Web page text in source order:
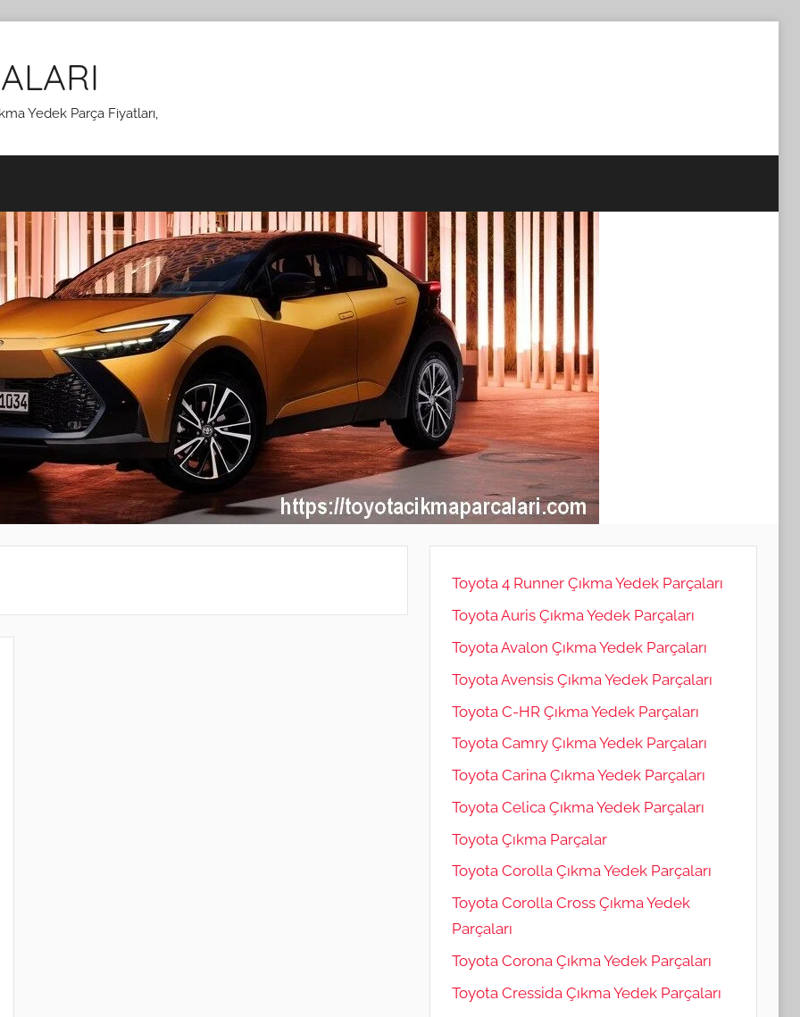
Yedek Parça Fiyatları,
Toyota 4 Runner Çıkma Yedek Parçaları
Toyota Auris Çıkma Yedek Parçaları
Toyota Avalon Çıkma Yedek Parçaları
Toyota Avensis Çıkma Yedek Parçaları
Toyota C-HR Çıkma Yedek Parçaları
Toyota Camry Çıkma Yedek Parçaları
Toyota Carina Çıkma Yedek Parçaları
Toyota Celica Çıkma Yedek Parçaları
Toyota Çıkma Parçalar
Toyota Corolla Çıkma Yedek Parçaları
Toyota Corolla Cross Çıkma Yedek
Parçaları
Toyota Corona Çıkma Yedek Parçaları
Toyota Cressida Çıkma Yedek Parçaları